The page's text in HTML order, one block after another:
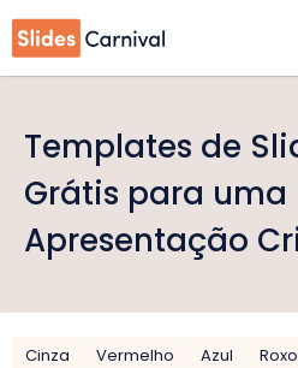
Templates de
Grátis para uma
Apresentação
Cinza Vermelho Azul Roxo